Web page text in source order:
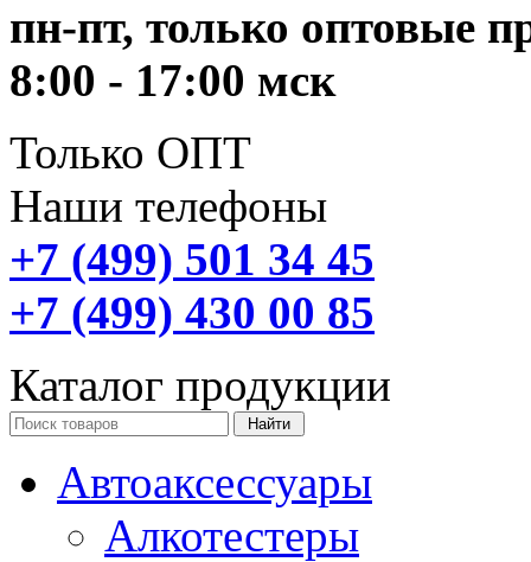
пн-пт, только оптовые
8:00 - 17:00 мск
Только ОПТ
Наши телефоны
+7 (499) 501 34 45
+7 (499) 430 00 85
Каталог продукции
Автоаксессуары
Алкотестеры